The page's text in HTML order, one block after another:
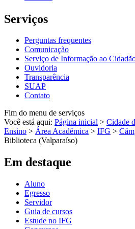
Serviços
Perguntas frequentes
Comunicação
Serviço de Informação ao
Ouvidoria
Transparência
SUAP
Contato
Fim do menu de serviços
Você está aqui: Página inicial > Cidade
Ensino > Área Acadêmica > IFG >
Biblioteca (Valparaíso)
Em destaque
Aluno
Egresso
Servidor
Guia de cursos
Estude no IFG